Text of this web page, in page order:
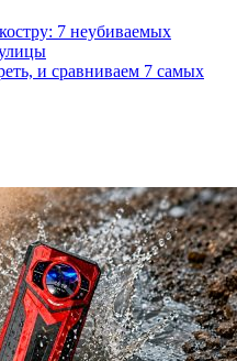
7 неубиваемых
и сравниваем 7 самых